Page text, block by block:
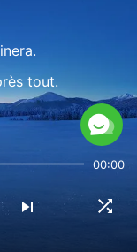
tout.
Son plan,
profondeur.
00:00